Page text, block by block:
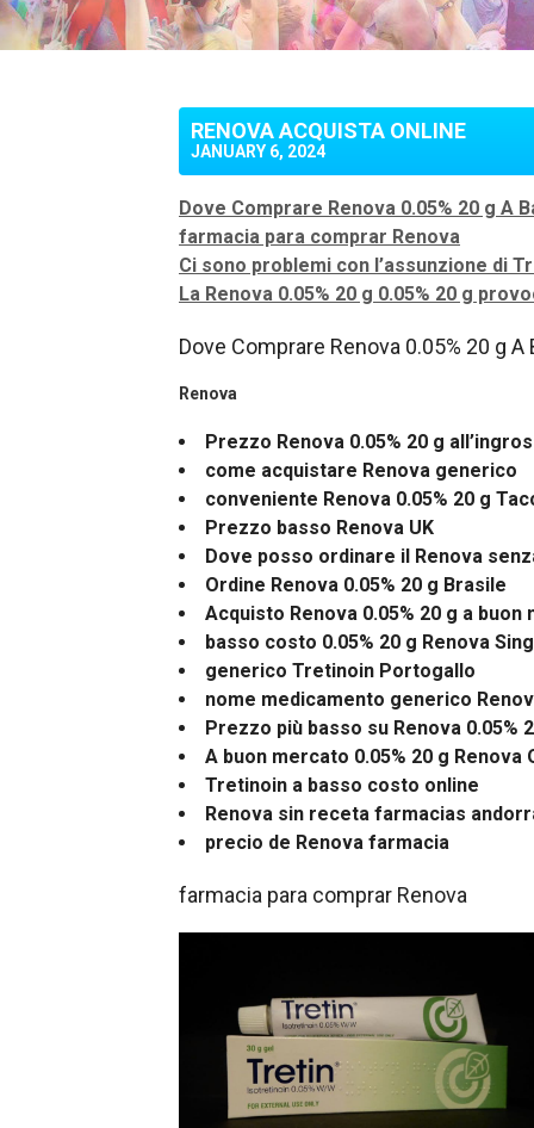
RENOVA ACQUISTA ONLINE
JANUARY 6, 2024
Dove Comprare Renova 0.05% 20 g A
farmacia para comprar Renova
Ci sono problemi con l’assunzione di
La Renova 0.05% 20 g 0.05% 20 g
Dove Comprare Renova 0.05% 20 g A
Renova
Prezzo Renova 0.05% 20 g
come acquistare Renova generico
conveniente Renova 0.05% 20 g
Prezzo basso Renova UK
Dove posso ordinare il Renova
Ordine Renova 0.05% 20 g Brasile
Acquisto Renova 0.05% 20 g a buon
basso costo 0.05% 20 g Renova
generico Tretinoin Portogallo
nome medicamento generico
Prezzo più basso su Renova 0.05%
A buon mercato 0.05% 20 g Renova
Tretinoin a basso costo online
Renova sin receta farmacias
precio de Renova farmacia
farmacia para comprar Renova